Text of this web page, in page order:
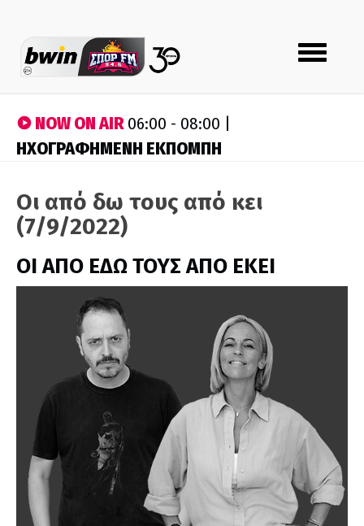
Toggle
navigation
NOW ON AIR06:00 - 08:00 |
ΗΧΟΓΡΑΦΗΜΕΝΗ ΕΚΠΟΜΠΗ
Οι από δω τους από κει
(7/9/2022)
ΟΙ ΑΠΟ ΕΔΩ ΤΟΥΣ ΑΠΟ ΕΚΕΙ